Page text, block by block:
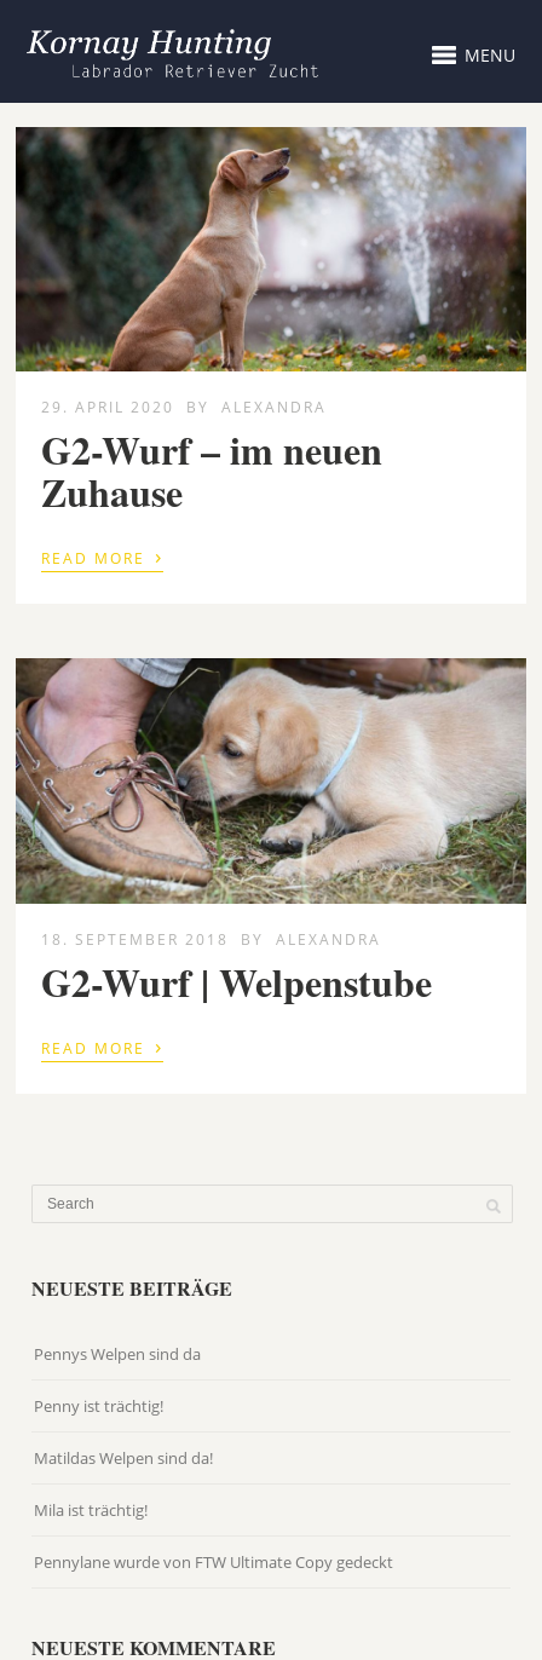
MENU
29. APRIL 2020 BY ALEXANDRA
G2-Wurf – im neuen
Zuhause
READ MORE ›
18. SEPTEMBER 2018 BY ALEXANDRA
G2-Wurf | Welpenstube
READ MORE ›
NEUESTE BEITRÄGE
Pennys Welpen sind da
Penny ist trächtig!
Matildas Welpen sind da!
Mila ist trächtig!
Pennylane wurde von FTW Ultimate Copy gedeckt
NEUESTE KOMMENTARE